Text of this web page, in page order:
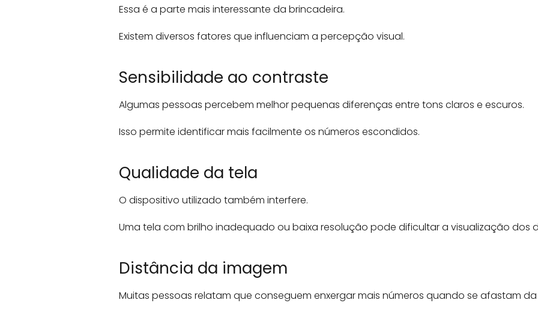
Essa é a parte mais interessante da brincadeira.
Existem diversos fatores que influenciam a percepção visual.
Sensibilidade ao contraste
Algumas pessoas percebem melhor pequenas diferenças entre tons claros e escuros.
Isso permite identificar mais facilmente os números escondidos.
Qualidade da tela
O dispositivo utilizado também interfere.
Uma tela com brilho inadequado ou baixa resolução pode dificultar a visualização dos
Distância da imagem
Muitas pessoas relatam que conseguem enxergar mais números quando se afastam